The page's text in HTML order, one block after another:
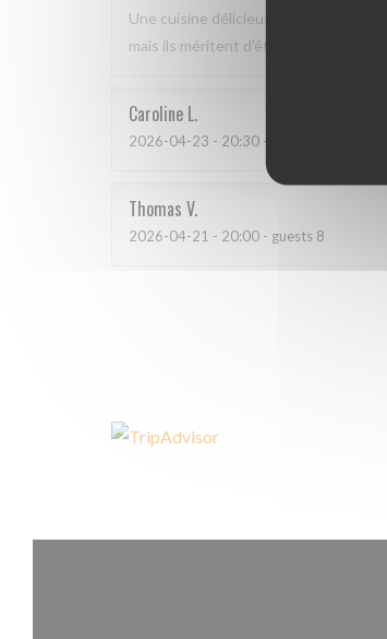
Une cuisine délicieuse et pleine de
mais ils méritent d'être plus connus
Caroline L
2026-04-23 - 20:30 - guests 4
Thomas V
2026-04-21 - 20:00 - guests 8